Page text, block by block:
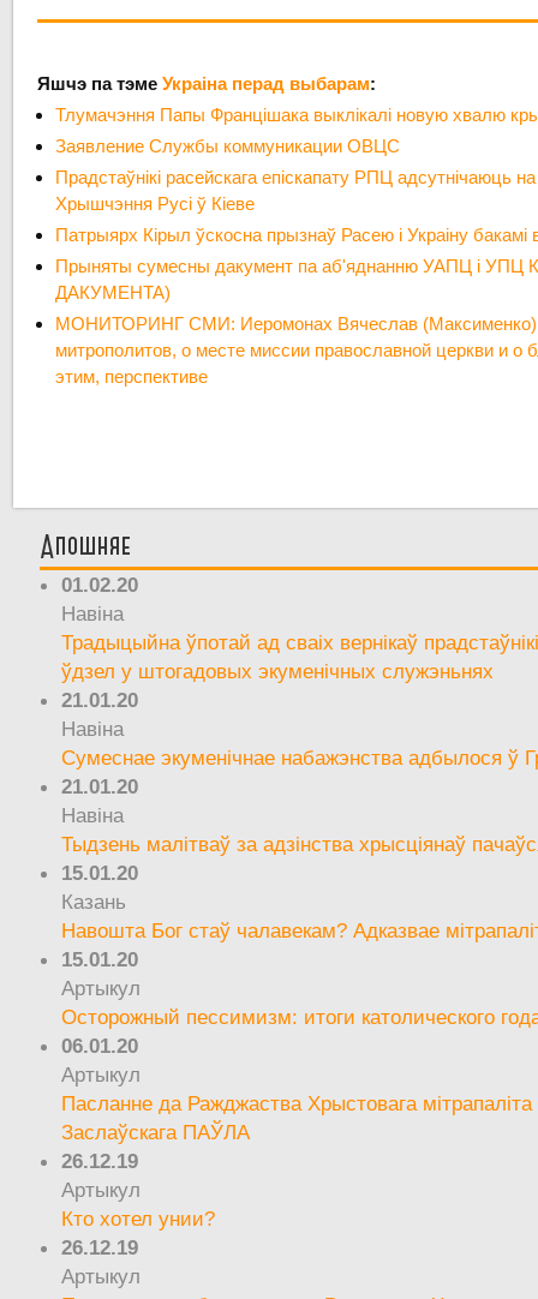
Яшчэ па тэмеУкраіна перад выбарам:
Тлумачэння Папы Францішака выклікалі новую хвалю
Заявление Службы коммуникации ОВЦС
Прадстаўнікі расейскага епіскапату РПЦ адсутнічаюць
Хрышчэння Русі ў Кіеве
Патрыярх Кірыл ўскосна прызнаў Расею і Украіну бакамі
Прыняты сумесны дакумент па аб'яднанню УАПЦ і УПЦ
ДАКУМЕНТА)
МОНИТОРИНГ СМИ: Иеромонах Вячеслав (Максименко):
митрополитов, о месте миссии православной церкви и о
этим, перспективе
Апошняе
01.02.20
Навіна
Традыцыйна ўпотай ад сваіх вернікаў
ўдзел у штогадовых экуменічных служэньнях
21.01.20
Навіна
Сумеснае экуменічнае набажэнства адбылося ў
21.01.20
Навіна
Тыдзень малітваў за адзінства хрысціянаў
15.01.20
Казань
Навошта Бог стаў чалавекам? Адказвае
15.01.20
Артыкул
Осторожный пессимизм: итоги католического
06.01.20
Артыкул
Пасланне да Ражджаства Хрыстовага мітрапаліта
Заслаўскага ПАЎЛА
26.12.19
Артыкул
Кто хотел унии?
26.12.19
Артыкул